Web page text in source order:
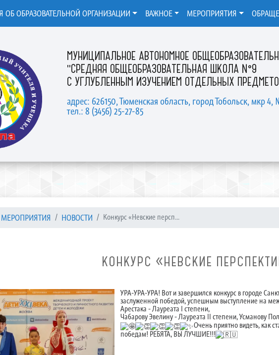
МУНИЦИПАЛЬНОЕ АВТОНОМНОЕ
"СРЕДНЯЯ ОБЩЕОБРАЗОВАТЕЛЬНАЯ ШКОЛА №9
С УГЛУБЛЕННЫМ ИЗУЧЕНИЕМ ОТДЕЛЬНЫХ
адрес: 626150, Тюменская область, город Тобольск, мкр 4,
тел.: 8 (3456) 25-27-85
ОБ ОБРАЗОВАТЕЛЬНОЙ ОРГАНИЗАЦИИ ВАЖНОЕ МЕРОПРИЯТИЯ
МЕРОПРИЯТИЯ НОВОСТИ Конкурс «Невские персп...
КОНКУРС «НЕВСКИЕ
УРА-УРА-УРА! Вот и завершился конкурс в городе
заслуженной победой, успешным выступление на
Арестака - Лауреата I степени,
Чабарову Эвелину - Лауреата II степени, Усманову
Очень приятно видеть, как
победам! РЕБЯТА, ВЫ ЛУЧШИЕ!!!